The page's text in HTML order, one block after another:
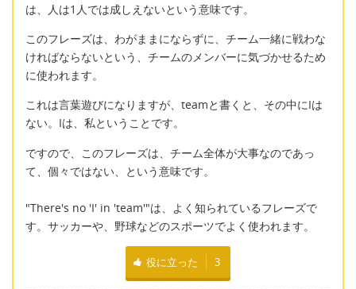
は、人は1人では成しえないという意味です。
このフレーズは、わがままにならずに、チーム一緒に戦わな
ければならないという、チームのメンバーに気づかせるため
に使われます。
これは言葉遊びになりますが、teamと書くと、その中にIは
ない。Iは、私ということです。
ですので、このフレーズは、チーム全体が大事なのであっ
て、個々ではない、という意味です。
"There's no 'I' in 'team'"は、よく知られているフレーズで
す。サッカーや、野球などのスポーツでよく使われます。
役に立った 3